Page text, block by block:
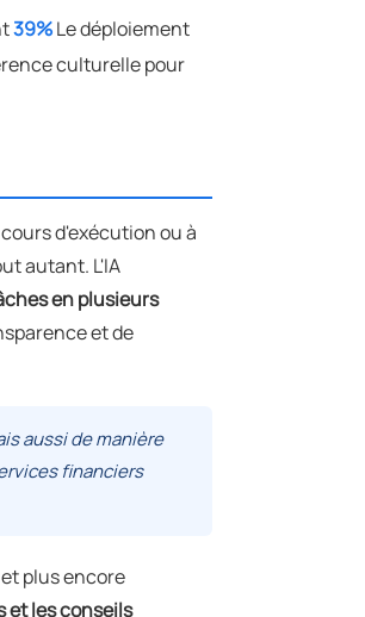
39%Le déploiement
culturelle pour
d'exécution ou à
autant. L'IA
en plusieurs
et de
aussi de manière
financiers
plus encore
et les conseils